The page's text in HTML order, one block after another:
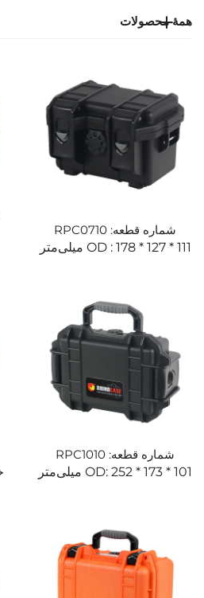
همهٔ محصولات
شماره قطعه: RPC0710
OD : 178 * 127 * 111 میلی‌متر
شماره قطعه: RPC1010
OD: 252 * 173 * 101 میلی‌متر